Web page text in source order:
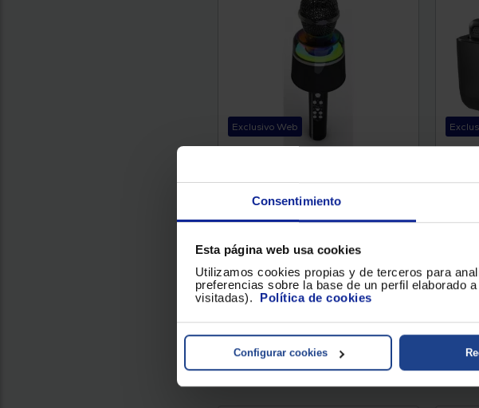
Consentimiento
Esta página web usa cookies
Utilizamos cookies propias y de terceros para
preferencias sobre la base de un perfil elaborado
visitadas). Política de cookies
Configurar cookies
Exclusivo Web
Tecnología de conectividad :
Bluetooth inalámbrico
Color : Negro
7,90 €
Conoce el plazo de envío en tu
localidad...
Comparar